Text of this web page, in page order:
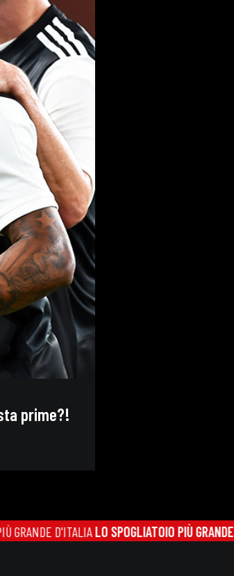
prime?!
D'ITALIA LO SPOGLIATOIO PIÙ GRANDE D'ITALIA